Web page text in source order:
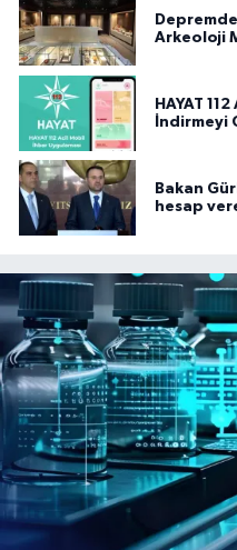
Arkeoloji
HAYAT
İndirmeyi
Bakan
hesap